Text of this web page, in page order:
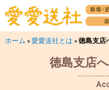
ホーム »愛愛送社とは »徳島支店
徳島支店